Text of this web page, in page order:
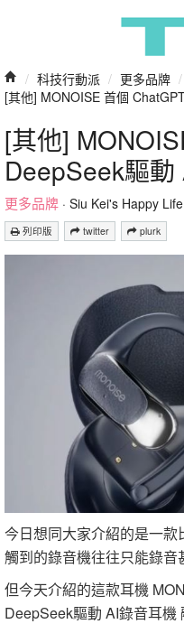
/ 科技行動派 / 更多品牌 /
[其他] MONOISE 首個
[其他]
DeepSeek驅
更多品牌 · Siu Kei's Happy Life
列印版 twitter plurk
今日想同大家介紹的是一
觸到的錄音機往往只能錄音
但今天介紹的這款耳機
DeepSeek驅動 AI錄音耳機